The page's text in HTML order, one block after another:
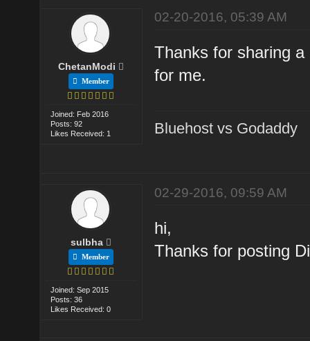
ChetanModi
Member
Joined: Feb 2016
Posts: 92
Likes Received: 1
02-20-2016, 05:39 AM
Thanks for sharing
for me.
Bluehost vs Godaddy
sulbha
Member
Joined: Sep 2015
Posts: 36
Likes Received: 0
02-29-2016, 09:59 AM
hi,
Thanks for posting